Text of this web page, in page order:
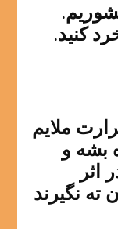
کنید.
ملایم
بشه و
اثر
ته نگیرند